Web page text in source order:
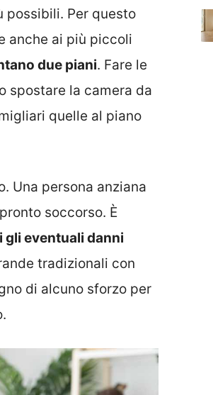
possibili. Per questo
anche ai più piccoli
due piani. Fare le
spostare la camera da
quelle al piano
Una persona anziana
soccorso. È
eventuali danni
tradizionali con
di alcuno sforzo per